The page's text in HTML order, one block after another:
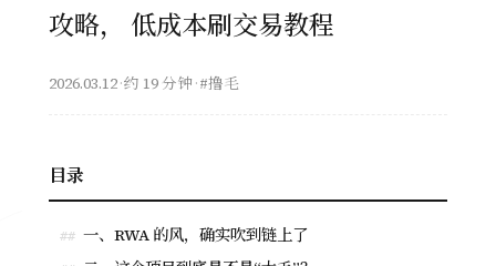
攻略， 低成本刷交易教程
2026.03.12·约 19 分钟 ·#撸毛
目录
## 一、RWA 的风，确实吹到链上了